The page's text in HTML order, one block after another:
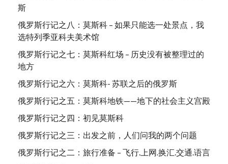
斯
俄罗斯行记之八：莫斯科 – 如果只能选一处景点，我
选特列季亚科夫美术馆
俄罗斯行记之七：莫斯科红场 – 历史没有被整理过的
地方
俄罗斯行记之六：莫斯科- 苏联之后的俄罗斯
俄罗斯行记之五：莫斯科地铁——地下的社会主义宫殿
俄罗斯行记之四：初见莫斯科
俄罗斯行记之三：出发之前，人们问我的两个问题
俄罗斯行记之二：旅行准备 – 飞行.上网.换汇.交通.语言